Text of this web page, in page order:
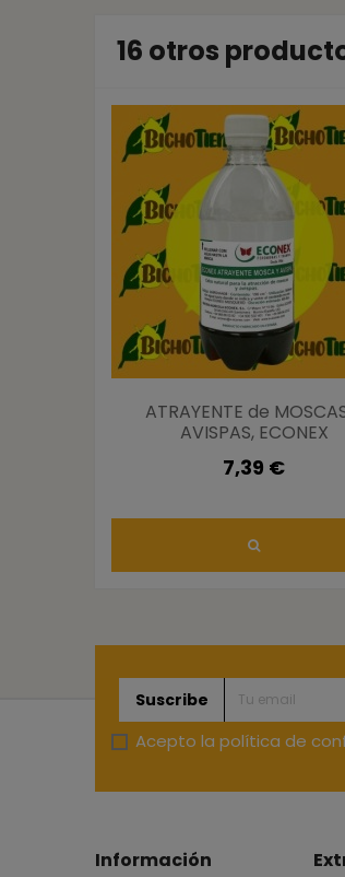
16 otros
ATRAYENTE de
AVISPAS, ECONEX
7,39 €
Suscribe
Acepto la política de
Información